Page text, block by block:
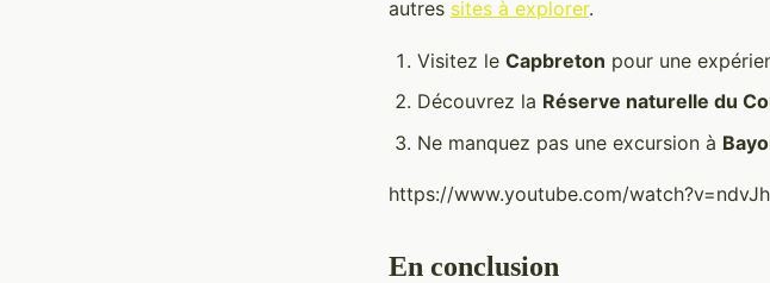
autres sites à explorer.
Visitez le Capbreton pour une
Découvrez la Réserve naturelle du
Ne manquez pas une excursion à
https://www.youtube.com/
En conclusion